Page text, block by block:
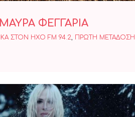
ΦΕΓΓΑΡΙΑ
ΣΤΟΝ ΗΧΟ FM 94.2, ΠΡΩΤΗ ΜΕΤΑΔΟΣΗ